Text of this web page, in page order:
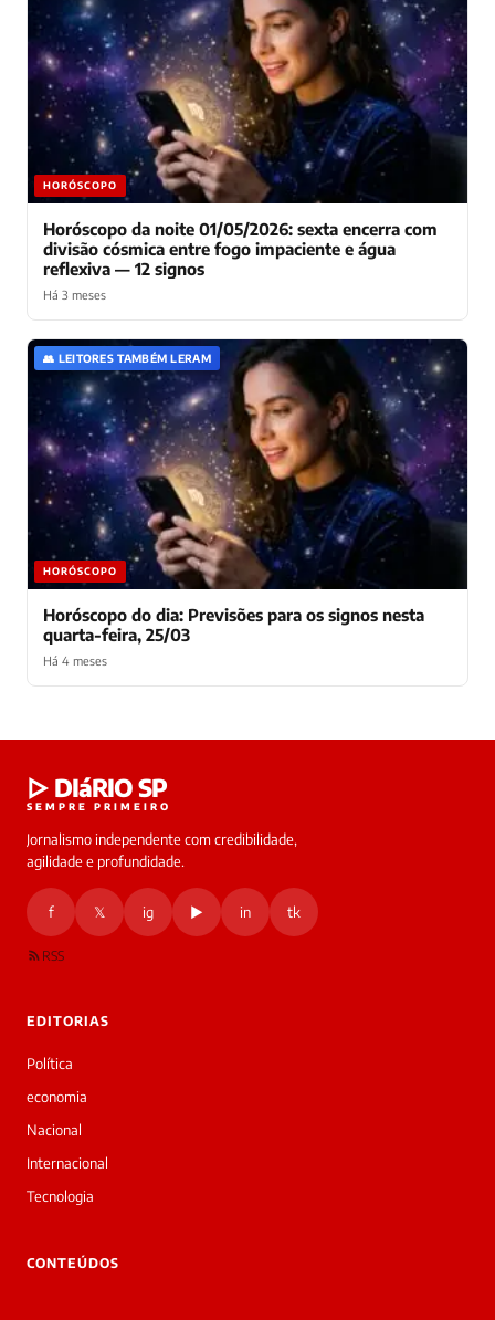
HORÓSCOPO
Horóscopo da noite 01/05/2026: sexta encerra com
divisão cósmica entre fogo impaciente e água
reflexiva — 12 signos
Há 3 meses
👥 LEITORES TAMBÉM LERAM
HORÓSCOPO
Horóscopo do dia: Previsões para os signos nesta
quarta-feira, 25/03
Há 4 meses
online
Oi!
Boa
tarde!
a
Laura,
▷
▷ DIáRIO SP
SEMPRE PRIMEIRO
Jornalismo independente com credibilidade,
agilidade e profundidade.
f 𝕏 ig ▶ in tk
RSS
EDITORIAS
Política
economia
Nacional
Internacional
Tecnologia
CONTEÚDOS